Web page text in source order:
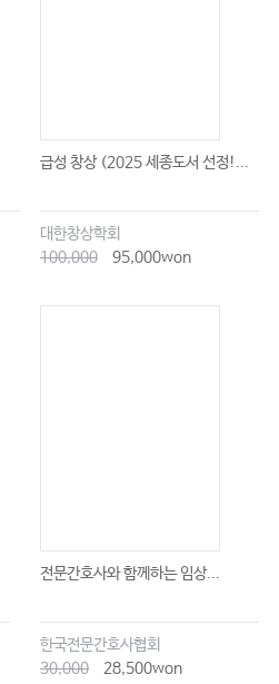
급성 창상 (2025 세종도서 선정!...
대한창상학회
100,000
95,000won
전문간호사와 함께하는 임상...
한국전문간호사협회
30,000
28,500won